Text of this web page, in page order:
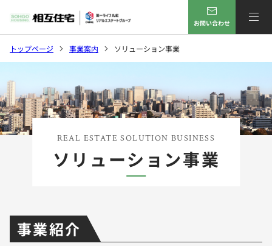
お問い合わせ
トップページ 事業案内 ソリューション事業
REAL ESTATE SOLUTION BUSINESS
ソリューション事業
事業紹介